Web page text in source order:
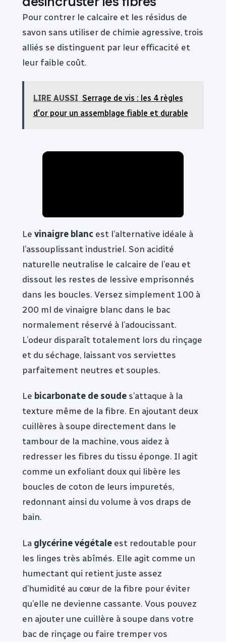
Pour contrer le calcaire et les résidus de
savon sans utiliser de chimie agressive, trois
alliés se distinguent par leur efficacité et
leur faible coût.
LIRE AUSSI Serrage de vis : les 4 règles
d'or pour un assemblage fiable et durable
Le vinaigre blanc est l’alternative idéale à
l’assouplissant industriel. Son acidité
naturelle neutralise le calcaire de l’eau et
dissout les restes de lessive emprisonnés
dans les boucles. Versez simplement 100 à
200 ml de vinaigre blanc dans le bac
normalement réservé à l’adoucissant.
L’odeur disparaît totalement lors du rinçage
et du séchage, laissant vos serviettes
parfaitement neutres et souples.
Le bicarbonate de soude s’attaque à la
texture même de la fibre. En ajoutant deux
cuillères à soupe directement dans le
tambour de la machine, vous aidez à
redresser les fibres du tissu éponge. Il agit
comme un exfoliant doux qui libère les
boucles de coton de leurs impuretés,
redonnant ainsi du volume à vos draps de
bain.
La glycérine végétale est redoutable pour
les linges très abîmés. Elle agit comme un
humectant qui retient juste assez
d’humidité au cœur de la fibre pour éviter
qu’elle ne devienne cassante. Vous pouvez
en ajouter une cuillère à soupe dans votre
bac de rinçage ou faire tremper vos